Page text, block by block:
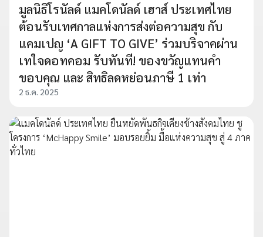
มูลนิธิโรนัลด์ แมคโดนัลด์ เฮาส์ ประเทศไทย
ต้อนรับเทศกาลแห่งการส่งต่อความสุข กับ
แคมเปญ ‘A GIFT TO GIVE’ ร่วมบริจาคผ่าน
เทใจดอทคอม รับทันที! ของขวัญแทนคำ
ขอบคุณ และ สิทธิลดหย่อนภาษี 1 เท่า
2 ธ.ค. 2025